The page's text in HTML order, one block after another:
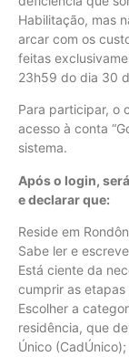
Habilitação, mas
arcar com os
feitas
23h59 do dia 30
Para participar, o
acesso à conta
sistema.
Após o login,
e declarar que:
Reside em
Sabe ler e
Está ciente da
cumprir as etapas
Escolher a
residência, que
Único (CadÚnico);